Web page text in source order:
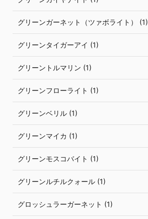
グリーンガーネット（ツァボライト） (1)
グリーンタイガーアイ (1)
グリーントルマリン (1)
グリーンフローライト (1)
グリーンベリル (1)
グリーンマイカ (1)
グリーンモスコバイト (1)
グリーンルチルクォール (1)
グロッシュラーガーネット (1)